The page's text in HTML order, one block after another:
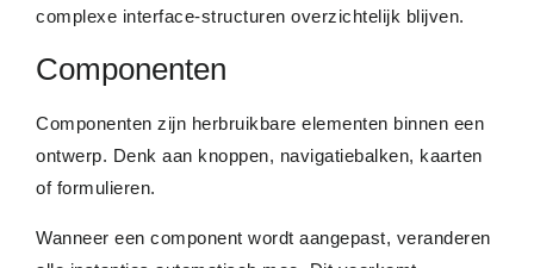
complexe interface-structuren overzichtelijk blijven.
Componenten
Componenten zijn herbruikbare elementen binnen een
ontwerp. Denk aan knoppen, navigatiebalken, kaarten
of formulieren.
Wanneer een component wordt aangepast, veranderen